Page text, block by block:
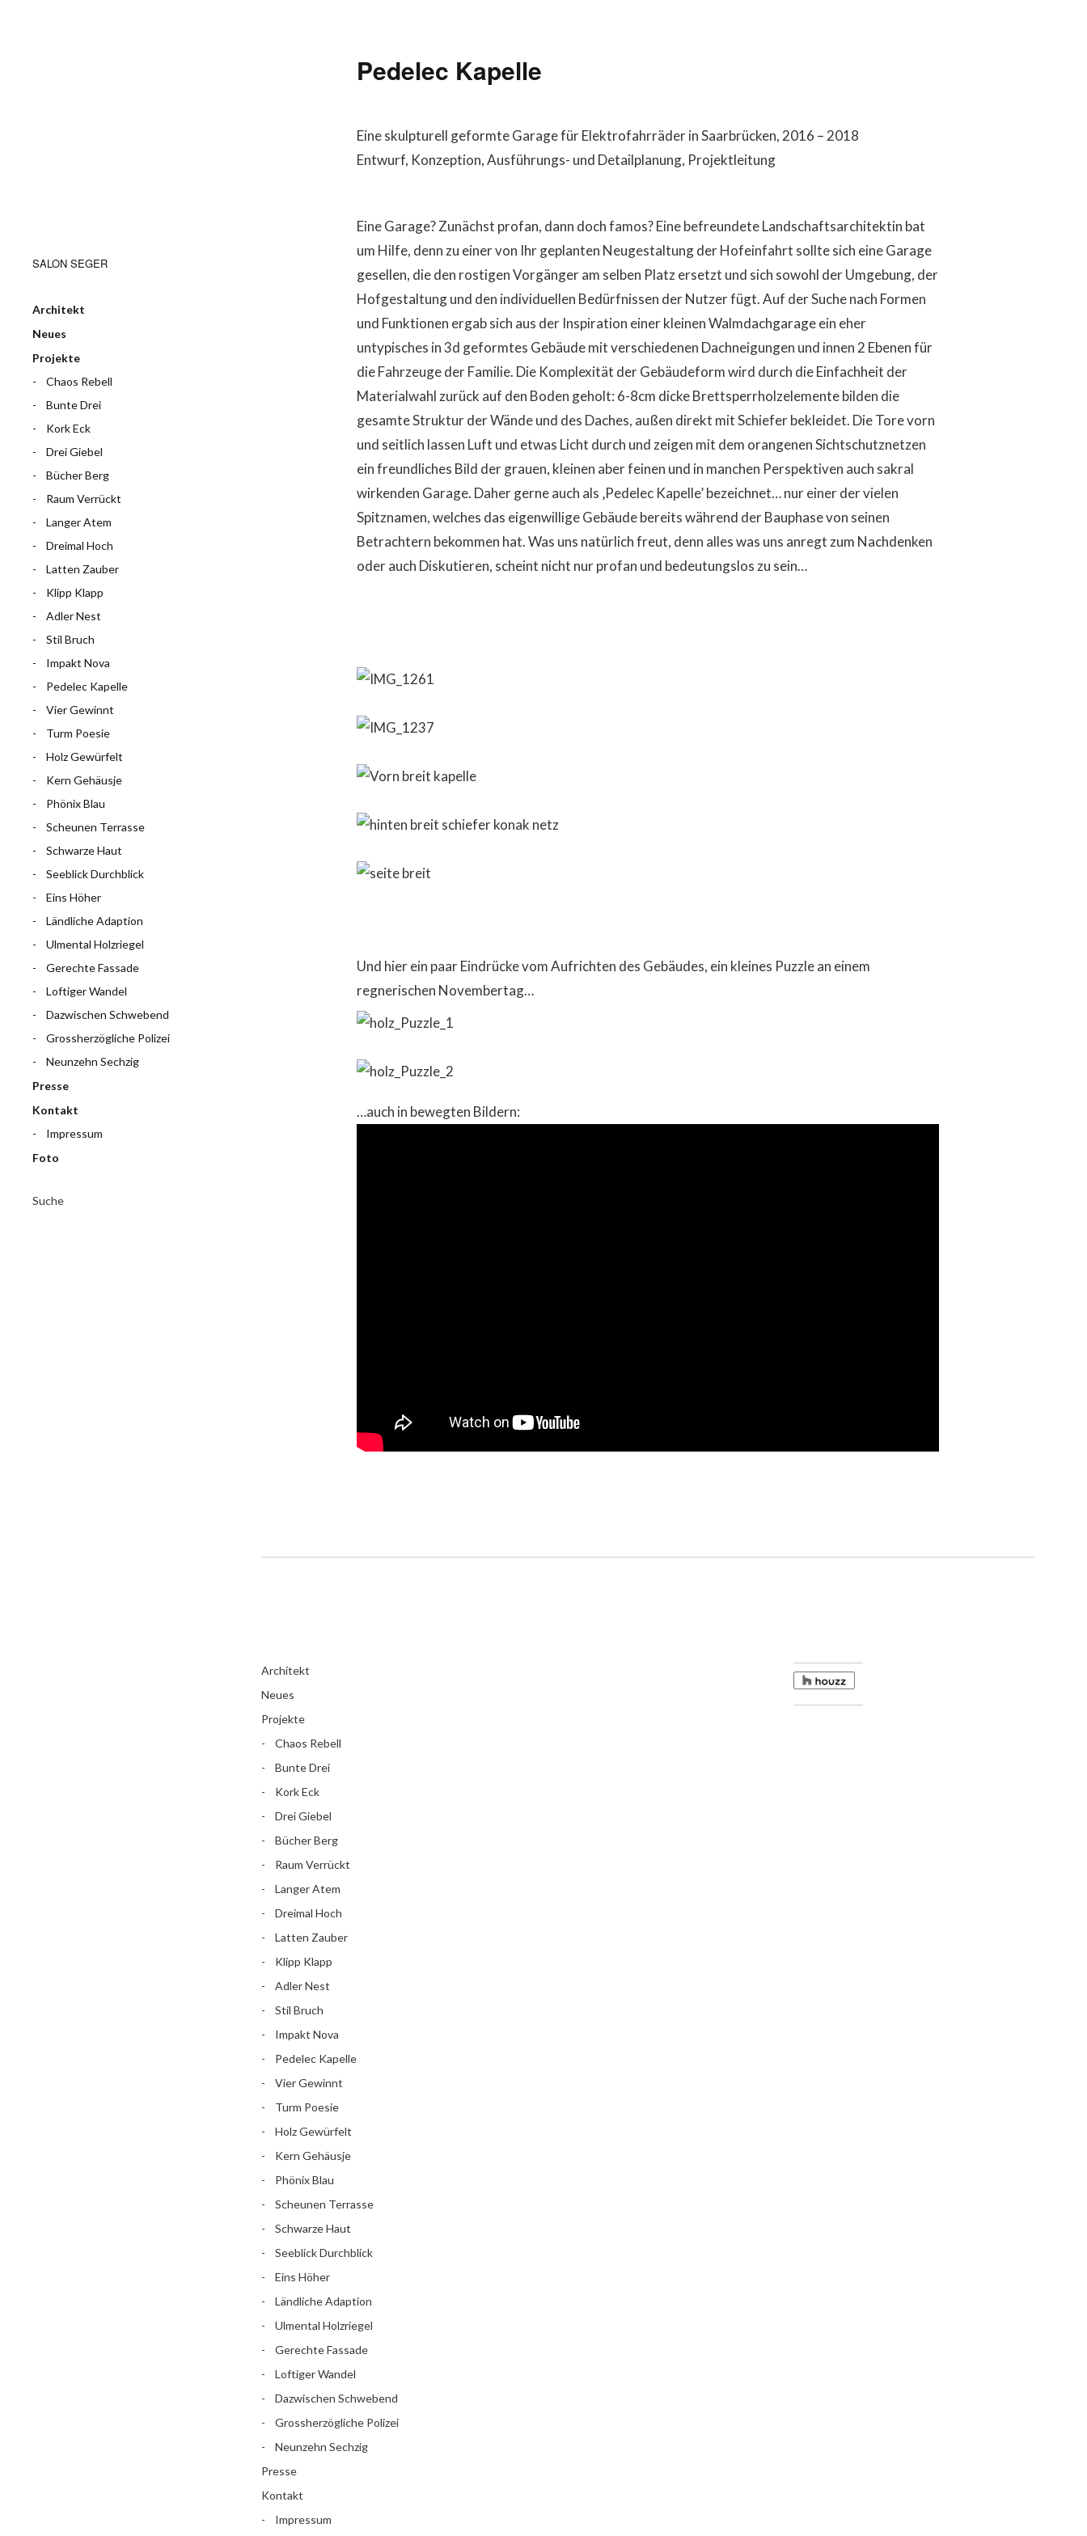
SALON SEGER
Architekt
Neues
Projekte
Chaos Rebell
Bunte Drei
Kork Eck
Drei Giebel
Bücher Berg
Raum Verrückt
Langer Atem
Dreimal Hoch
Latten Zauber
Klipp Klapp
Adler Nest
Stil Bruch
Impakt Nova
Pedelec Kapelle
Vier Gewinnt
Turm Poesie
Holz Gewürfelt
Kern Gehäusje
Phönix Blau
Scheunen Terrasse
Schwarze Haut
Seeblick Durchblick
Eins Höher
Ländliche Adaption
Ulmental Holzriegel
Gerechte Fassade
Loftiger Wandel
Dazwischen Schwebend
Grossherzögliche Polizei
Neunzehn Sechzig
Presse
Kontakt
Impressum
Foto
Suche
Pedelec Kapelle
Eine skulpturell geformte Garage für Elektrofahrräder in Saarbrücken, 2016 – 2018
Entwurf, Konzeption, Ausführungs- und Detailplanung, Projektleitung
Eine Garage? Zunächst profan, dann doch famos? Eine befreundete Landschaftsarchitektin bat
um Hilfe, denn zu einer von Ihr geplanten Neugestaltung der Hofeinfahrt sollte sich eine Garage
gesellen, die den rostigen Vorgänger am selben Platz ersetzt und sich sowohl der Umgebung, der
Hofgestaltung und den individuellen Bedürfnissen der Nutzer fügt. Auf der Suche nach Formen
und Funktionen ergab sich aus der Inspiration einer kleinen Walmdachgarage ein eher
untypisches in 3d geformtes Gebäude mit verschiedenen Dachneigungen und innen 2 Ebenen für
die Fahrzeuge der Familie. Die Komplexität der Gebäudeform wird durch die Einfachheit der
Materialwahl zurück auf den Boden geholt: 6-8cm dicke Brettsperrholzelemente bilden die
gesamte Struktur der Wände und des Daches, außen direkt mit Schiefer bekleidet. Die Tore vorn
und seitlich lassen Luft und etwas Licht durch und zeigen mit dem orangenen Sichtschutznetzen
ein freundliches Bild der grauen, kleinen aber feinen und in manchen Perspektiven auch sakral
wirkenden Garage. Daher gerne auch als ‚Pedelec Kapelle’ bezeichnet… nur einer der vielen
Spitznamen, welches das eigenwillige Gebäude bereits während der Bauphase von seinen
Betrachtern bekommen hat. Was uns natürlich freut, denn alles was uns anregt zum Nachdenken
oder auch Diskutieren, scheint nicht nur profan und bedeutungslos zu sein…
Und hier ein paar Eindrücke vom Aufrichten des Gebäudes, ein kleines Puzzle an einem
regnerischen Novembertag…
…auch in bewegten Bildern:
Architekt
Neues
Projekte
Chaos Rebell
Bunte Drei
Kork Eck
Drei Giebel
Bücher Berg
Raum Verrückt
Langer Atem
Dreimal Hoch
Latten Zauber
Klipp Klapp
Adler Nest
Stil Bruch
Impakt Nova
Pedelec Kapelle
Vier Gewinnt
Turm Poesie
Holz Gewürfelt
Kern Gehäusje
Phönix Blau
Scheunen Terrasse
Schwarze Haut
Seeblick Durchblick
Eins Höher
Ländliche Adaption
Ulmental Holzriegel
Gerechte Fassade
Loftiger Wandel
Dazwischen Schwebend
Grossherzögliche Polizei
Neunzehn Sechzig
Presse
Kontakt
Impressum